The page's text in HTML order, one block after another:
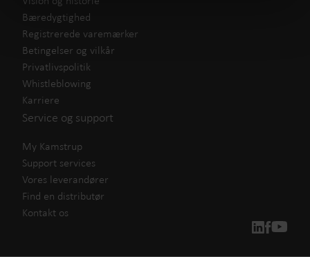
Bæredygtighed
Registrerede varemærker
Betingelser og vilkår
Privatlivspolitik
Whistleblowing
Karriere
Service og support
My Kamstrup
Support services
Vores leverandører
Find en distributør
Kontakt os